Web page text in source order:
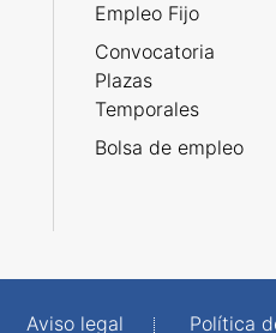
Empleo Fijo
Convocatoria
Plazas
Temporales
Bolsa de empleo
Aviso legal Política